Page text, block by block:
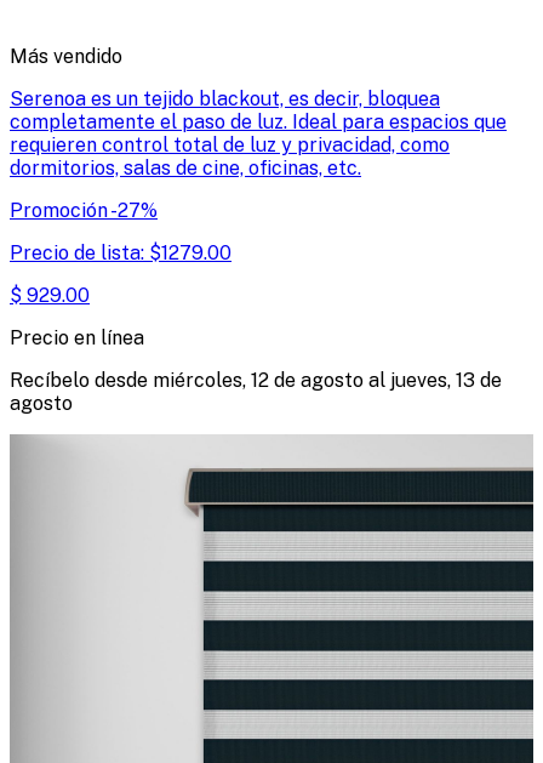
Más vendido
Serenoa es un tejido blackout, es decir, bloquea
completamente el paso de luz. Ideal para espacios que
requieren control total de luz y privacidad, como
dormitorios, salas de cine, oficinas, etc.
Promoción-27%
Precio de lista: $1279.00
$ 929.00
Precio en línea
Recíbelo desde miércoles, 12 de agosto al jueves, 13 de
agosto